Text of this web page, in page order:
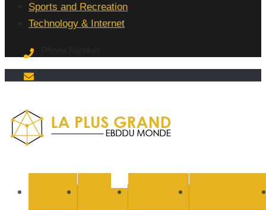
Sports and Recreation
Technology & Internet
BUSINESS EDUCATION